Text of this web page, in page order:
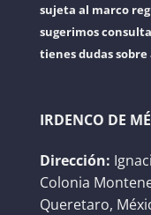
sujeta al marco
sugerimos
tienes dudas
IRDENCO DE
Dirección:
Colonia
Queretaro,